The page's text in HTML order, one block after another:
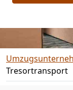
Tresortransport